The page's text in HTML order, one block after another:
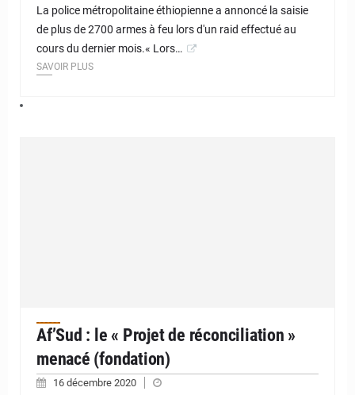
La police métropolitaine éthiopienne a annoncé la saisie
de plus de 2700 armes à feu lors d'un raid effectué au
cours du dernier mois.« Lors…
SAVOIR PLUS
Af’Sud : le « Projet de réconciliation »
menacé (fondation)
16 décembre 2020